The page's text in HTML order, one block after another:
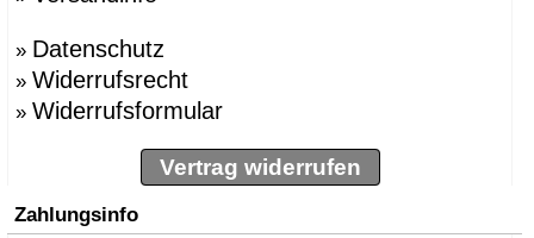
» Datenschutz
» Widerrufsrecht
» Widerrufsformular
Vertrag widerrufen
Zahlungsinfo